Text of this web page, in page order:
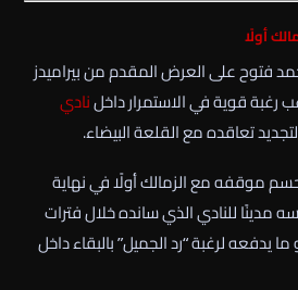
أولًا
فتوح على العرض المقدم من بيراميدز
رغبة قوية في الاستمرار داخلنادي
تعاقده مع القلعة البيضاء.
موقفه مع الزمالك أولًا في نهاية
مدينًا للنادي الذي سانده خلال فترات
يدفعه لرغبة “رد الجميل” بالبقاء داخل